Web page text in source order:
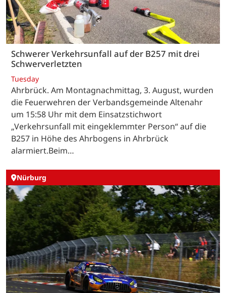
Schwerer Verkehrsunfall auf der B257 mit drei
Schwerverletzten
Tuesday
Ahrbrück. Am Montagnachmittag, 3. August, wurden
die Feuerwehren der Verbandsgemeinde Altenahr
um 15:58 Uhr mit dem Einsatzstichwort
„Verkehrsunfall mit eingeklemmter Person“ auf die
B257 in Höhe des Ahrbogens in Ahrbrück
alarmiert.Beim…
Nürburg